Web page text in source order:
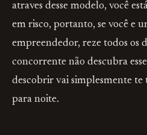
atraves desse modelo, você
em risco, portanto, se você e
empreendedor, reze todos os
concorrente não descubra
descobrir vai simplesmente
para noite.